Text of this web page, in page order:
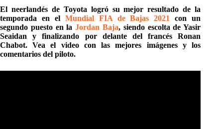
El neerlandés de Toyota logró su mejor resultado de la
temporada en el Mundial FIA de Bajas 2021
con un
segundo puesto en laJordan Baja, siendo escolta de Yasir
Seaidan y finalizando por delante del francés Ronan
Chabot. Vea el video con las mejores imágenes y los
comentarios del piloto.